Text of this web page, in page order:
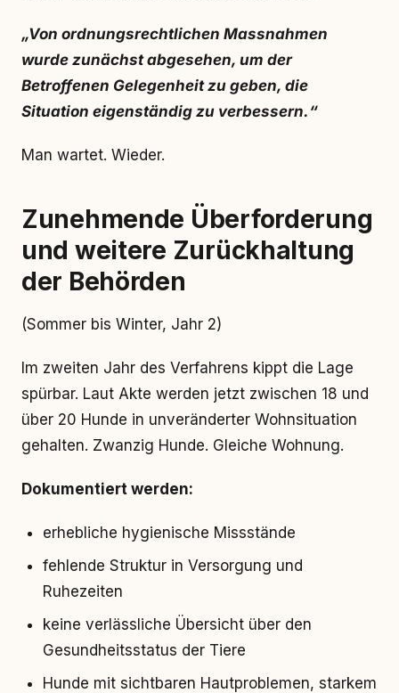
„Von ordnungsrechtlichen Massnahmen
wurde zunächst abgesehen, um der
Betroffenen Gelegenheit zu geben, die
Situation eigenständig zu verbessern.“
Man wartet. Wieder.
Zunehmende Überforderung
und weitere Zurückhaltung
der Behörden
(Sommer bis Winter, Jahr 2)
Im zweiten Jahr des Verfahrens kippt die Lage
spürbar. Laut Akte werden jetzt zwischen 18 und
über 20 Hunde in unveränderter Wohnsituation
gehalten. Zwanzig Hunde. Gleiche Wohnung.
Dokumentiert werden:
erhebliche hygienische Missstände
fehlende Struktur in Versorgung und
Ruhezeiten
keine verlässliche Übersicht über den
Gesundheitsstatus der Tiere
Hunde mit sichtbaren Hautproblemen, starkem